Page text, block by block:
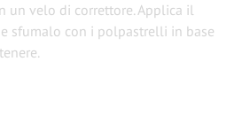
un velo di correttore. Applica il
sfumalo con i polpastrelli in base